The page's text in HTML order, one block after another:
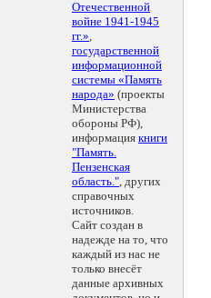
Отечественной
войне 1941-1945
гг.»,
государственной
информационной
системы «Память
народа» (проекты
Министерства
обороны РФ),
информация книги
"Память.
Пензенская
область.", других
справочных
источников.
Сайт создан в
надежде на то, что
каждый из нас не
только внесёт
данные архивных